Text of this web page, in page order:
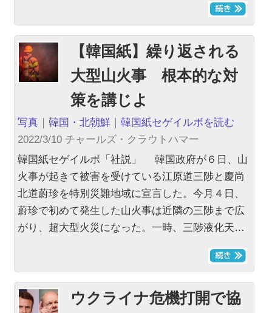
【韓国紙】繰り返される
大型山火事 根本的な対
策を講じよ
写真 ｜韓国・北朝鮮 ｜韓国紙セゲイルボを読む
2022/3/10 チャールズ・クラウトハマー
韓国紙セゲイルボ「社説」 韓国政府が６日、山
火事が起きて被害を受けている江原道三陟と慶尚
北道蔚珍を特別災難地域に宣言した。今月４日、
蔚珍で初めて発生した山火事は近隣の三陟まで広
がり、超大型火災になった。一時、三陟液化天…
ウクライナ危機打開で協